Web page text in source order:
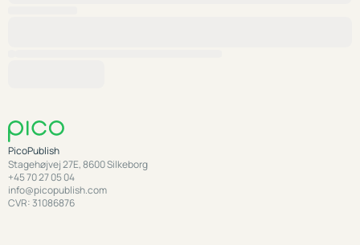
PicoPublish
Stagehøjvej 27E, 8600 Silkeborg
+45 70 27 05 04
info@picopublish.com
CVR: 31086876